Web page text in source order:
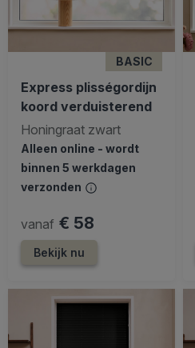
BASIC
Express plisségordijn
koord verduisterend
Honingraat zwart
Alleen online - wordt
binnen 5 werkdagen
verzonden
vanaf € 58
Bekijk nu